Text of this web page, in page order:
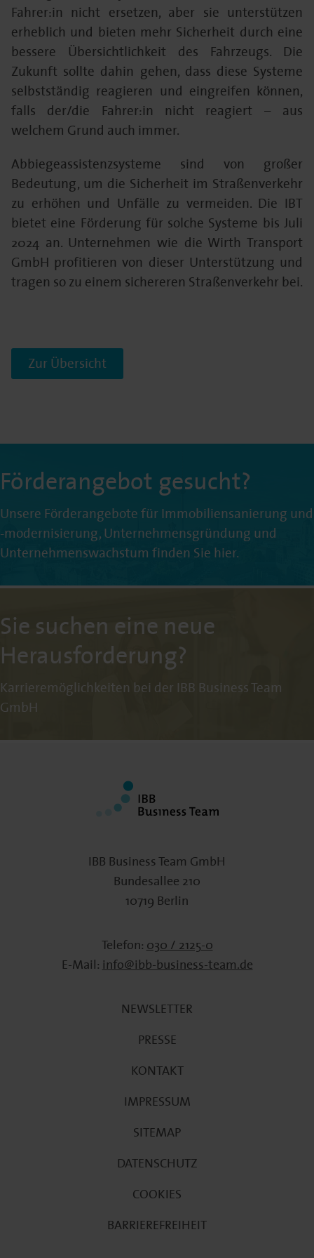
Fahrer:in nicht ersetzen, aber sie unterstützen
erheblich und bieten mehr Sicherheit durch eine
bessere Übersichtlichkeit des Fahrzeugs. Die
Zukunft sollte dahin gehen, dass diese Systeme
selbstständig reagieren und eingreifen können,
falls der/die Fahrer:in nicht reagiert – aus
welchem Grund auch immer.
Abbiegeassistenzsysteme sind von großer
Bedeutung, um die Sicherheit im Straßenverkehr
zu erhöhen und Unfälle zu vermeiden. Die IBT
bietet eine Förderung für solche Systeme bis Juli
2024 an. Unternehmen wie die Wirth Transport
GmbH profitieren von dieser Unterstützung und
tragen so zu einem sichereren Straßenverkehr bei.
Zur Übersicht
Förderangebot gesucht?
Unsere Förderangebote für Immobiliensanierung und
-modernisierung, Unternehmensgründung und
Unternehmenswachstum finden Sie hier.
Sie suchen eine neue
Herausforderung?
Karrieremöglichkeiten bei der IBB Business Team
GmbH
IBB Business Team GmbH
Bundesallee 210
10719 Berlin
Telefon:030 / 2125-0
E-Mail:info@ibb-business-team.de
NEWSLETTER
PRESSE
KONTAKT
IMPRESSUM
SITEMAP
DATENSCHUTZ
COOKIES
BARRIEREFREIHEIT